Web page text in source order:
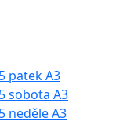
patek A3
sobota A3
neděle A3